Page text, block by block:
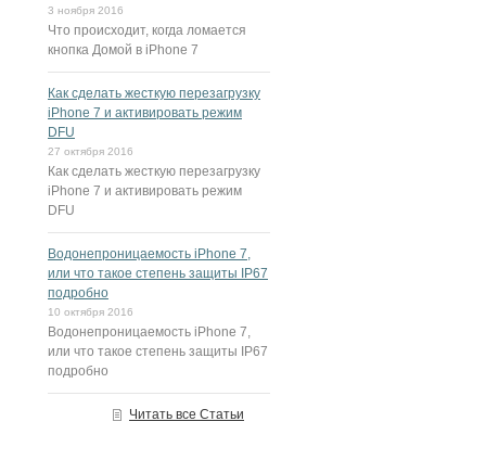
3 ноября 2016
Что происходит, когда ломается
кнопка Домой в iPhone 7
Как сделать жесткую перезагрузку
iPhone 7 и активировать режим
DFU
27 октября 2016
Как сделать жесткую перезагрузку
iPhone 7 и активировать режим
DFU
Водонепроницаемость iPhone 7,
или что такое степень защиты IP67
подробно
10 октября 2016
Водонепроницаемость iPhone 7,
или что такое степень защиты IP67
подробно
Читать все Статьи